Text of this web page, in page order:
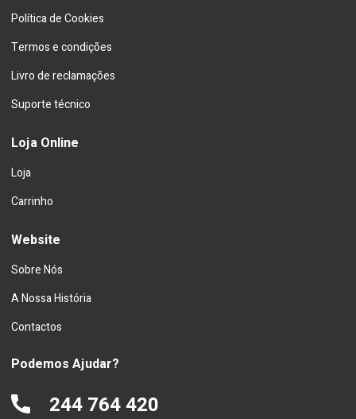
Política de Cookies
Termos e condições
Livro de reclamações
Suporte técnico
Loja Online
Loja
Carrinho
Website
Sobre Nós
A Nossa História
Contactos
Podemos Ajudar?
244 764 420